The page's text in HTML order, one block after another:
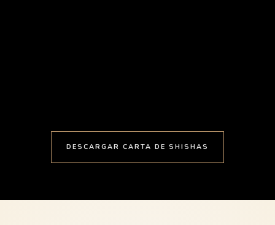
DESCARGAR CARTA DE SHISHAS